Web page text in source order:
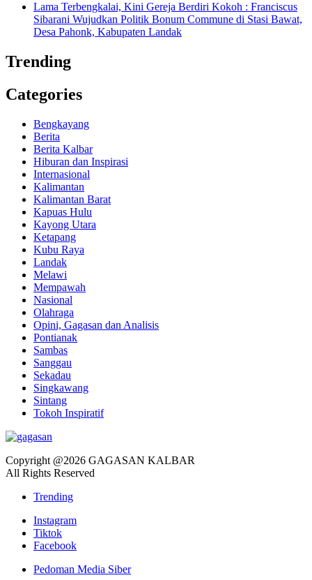
Lama Terbengkalai, Kini Gereja Berdiri Kokoh : Franciscus
Sibarani Wujudkan Politik Bonum Commune di Stasi Bawat,
Desa Pahonk, Kabupaten Landak
Trending
Categories
Bengkayang
Berita
Berita Kalbar
Hiburan dan Inspirasi
Internasional
Kalimantan
Kalimantan Barat
Kapuas Hulu
Kayong Utara
Ketapang
Kubu Raya
Landak
Melawi
Mempawah
Nasional
Olahraga
Opini, Gagasan dan Analisis
Pontianak
Sambas
Sanggau
Sekadau
Singkawang
Sintang
Tokoh Inspiratif
Copyright @2026 GAGASAN KALBAR
All Rights Reserved
Trending
Instagram
Tiktok
Facebook
Pedoman Media Siber